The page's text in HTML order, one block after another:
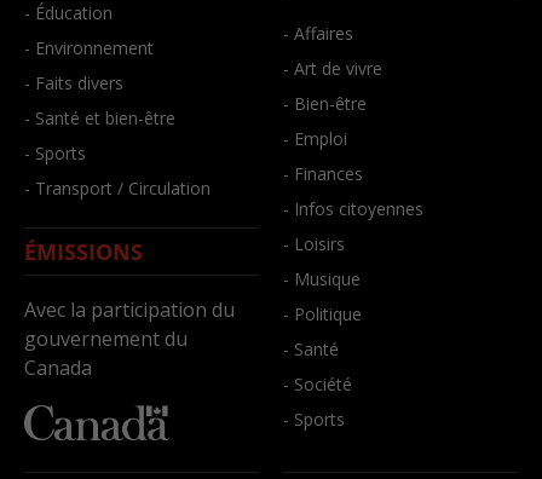
- Éducation
- Environnement
- Faits divers
- Santé et bien-être
- Sports
- Transport / Circulation
ÉMISSIONS
Avec la participation du
gouvernement du
Canada
- Affaires
- Art de vivre
- Bien-être
- Emploi
- Finances
- Infos citoyennes
- Loisirs
- Musique
- Politique
- Santé
- Société
- Sports